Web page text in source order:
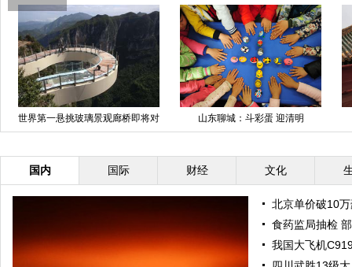
世界第一悬挑玻璃景观廊桥即将对
外开放
山东聊城：斗彩蛋 迎清明
国内 国际 财经 文化
北京单价破10
食药监局抽检
我国大飞机